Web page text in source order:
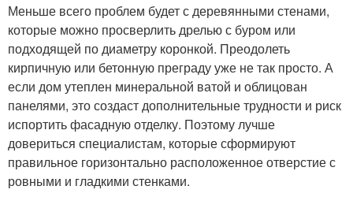
Меньше всего проблем будет с деревянными стенами,
которые можно просверлить дрелью с буром или
подходящей по диаметру коронкой. Преодолеть
кирпичную или бетонную преграду уже не так просто. А
если дом утеплен минеральной ватой и облицован
панелями, это создаст дополнительные трудности и риск
испортить фасадную отделку. Поэтому лучше
довериться специалистам, которые сформируют
правильное горизонтально расположенное отверстие с
ровными и гладкими стенками.